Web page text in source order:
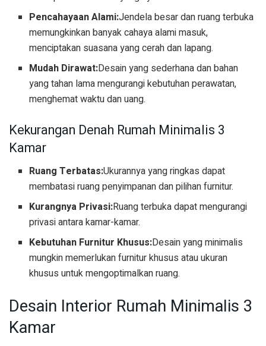
Pencahayaan Alami:Jendela besar dan ruang terbuka
memungkinkan banyak cahaya alami masuk,
menciptakan suasana yang cerah dan lapang.
Mudah Dirawat:Desain yang sederhana dan bahan
yang tahan lama mengurangi kebutuhan perawatan,
menghemat waktu dan uang.
Kekurangan Denah Rumah Minimalis 3
Kamar
Ruang Terbatas:Ukurannya yang ringkas dapat
membatasi ruang penyimpanan dan pilihan furnitur.
Kurangnya Privasi:Ruang terbuka dapat mengurangi
privasi antara kamar-kamar.
Kebutuhan Furnitur Khusus:Desain yang minimalis
mungkin memerlukan furnitur khusus atau ukuran
khusus untuk mengoptimalkan ruang.
Desain Interior Rumah Minimalis 3
Kamar